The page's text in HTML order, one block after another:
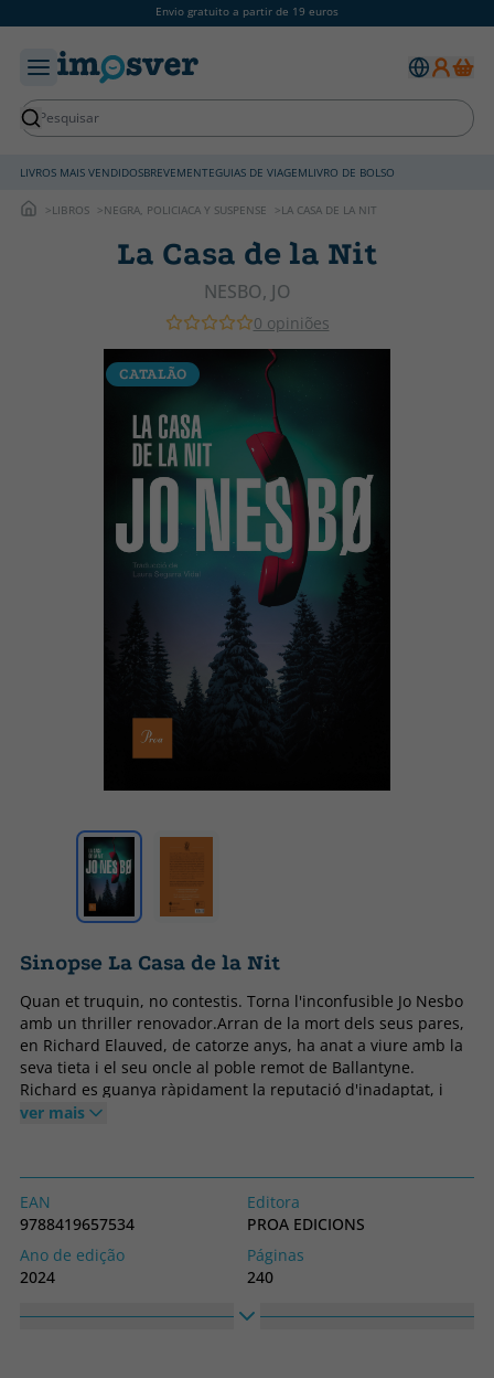
Envio gratuito a partir de 19 euros
LIVROS MAIS VENDIDOSBREVEMENTEGUIAS DE VIAGEMLIVRO DE BOLSO
LIBROS NEGRA, POLICIACA Y SUSPENSE LA CASA DE LA NIT
La Casa de la Nit
NESBO, JO
0 opiniões
CATALÃO
Sinopse La Casa de la Nit
Quan et truquin, no contestis. Torna l'inconfusible Jo Nesbo
amb un thriller renovador.Arran de la mort dels seus pares,
en Richard Elauved, de catorze anys, ha anat a viure amb la
seva tieta i el seu oncle al poble remot de Ballantyne.
Richard es guanya ràpidament la reputació d'inadaptat, i
quan un company de classe anomenat Tom desapareix,
en Tom pel receptor com si fossin en una pel·lícula de terror.
Ningú excepte la Karen, una companya que anima en
Richard a buscar pistes que la policia refusa investigar.
Rastrejar el número de telèfon al qual va trucar en Tom des
de la cabina el porta a una casa abandonada al bosc de
Mirall. Allà veu una cara terrorífica a la finestra. I llavors les
veus comencen a xiuxiuejar-li a l'orella... I, tanmateix, en
ver mais
EAN
9788419657534
Editora
PROA EDICIONS
Ano de edição
2024
Páginas
240
Idioma